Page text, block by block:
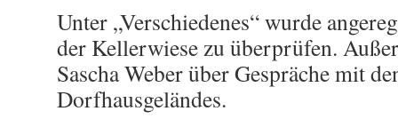
Unter „Verschiedenes“ wurde
der Kellerwiese zu überprüfen.
Sascha Weber über Gespräche mit
Dorfhausgeländes.